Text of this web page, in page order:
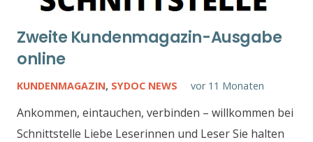
Zweite Kundenmagazin-Ausgabe
online
KUNDENMAGAZIN, SYDOC NEWS vor 11 Monaten
Ankommen, eintauchen, verbinden – willkommen bei
Schnittstelle Liebe Leserinnen und Leser Sie halten